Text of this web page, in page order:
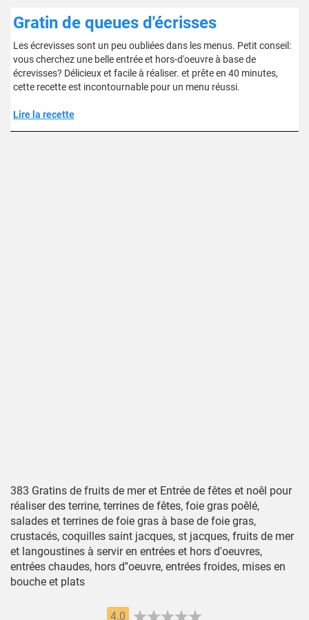
Gratin de queues d'écrisses
Les écrevisses sont un peu oubliées dans les menus. Petit conseil:
vous cherchez une belle entrée et hors-d'oeuvre à base de
écrevisses? Délicieux et facile à réaliser. et prête en 40 minutes,
cette recette est incontournable pour un menu réussi.
Lire la recette
383 Gratins de fruits de mer et Entrée de fêtes et noêl pour
réaliser des terrine, terrines de fêtes, foie gras poêlé,
salades et terrines de foie gras à base de foie gras,
crustacés, coquilles saint jacques, st jacques, fruits de mer
et langoustines à servir en entrées et hors d'oeuvres,
entrées chaudes, hors d''oeuvre, entrées froides, mises en
bouche et plats
4.0